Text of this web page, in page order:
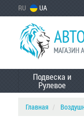
RU UA
Подвеска и
Рулевое
Главная